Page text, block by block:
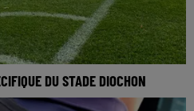
DU STADE DIOCHON